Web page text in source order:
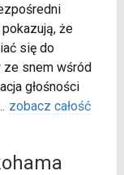
że
się do
snem wśród
głośności
zobacz całość